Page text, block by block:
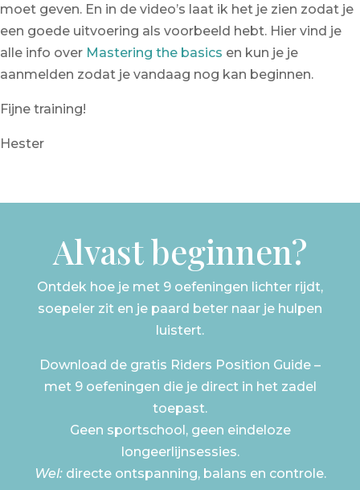
moet geven. En in de video’s laat ik het je zien zodat je
een goede uitvoering als voorbeeld hebt. Hier vind je
alle info over Mastering the basics en kun je je
aanmelden zodat je vandaag nog kan beginnen.
Fijne training!
Hester
Alvast beginnen?
Ontdek hoe je met 9 oefeningen lichter rijdt,
soepeler zit en je paard beter naar je hulpen
luistert.
Download de gratis Riders Position Guide –
met 9 oefeningen die je direct in het zadel
toepast.
Geen sportschool, geen eindeloze
longeerlijnsessies.
Wel:directe ontspanning, balans en controle.